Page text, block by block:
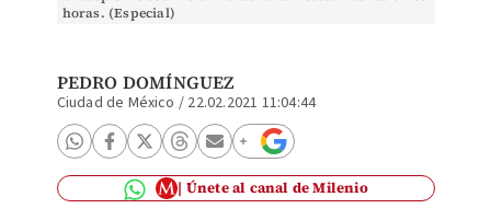
horas. (Especial)
PEDRO DOMÍNGUEZ
Ciudad de México / 22.02.2021 11:04:44
Únete al canal de Milenio